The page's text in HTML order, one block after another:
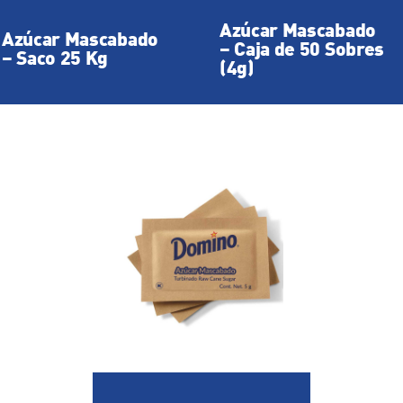
Azúcar Mascabado
– Saco 25 Kg
Azúcar Mascabado
– Caja de 50 Sobres
(4g)